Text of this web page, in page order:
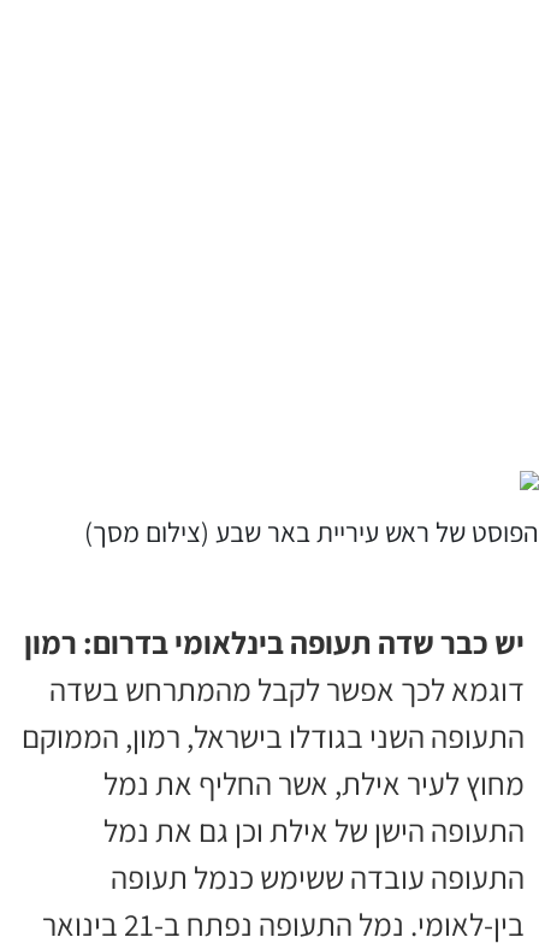
הפוסט של ראש עיריית באר שבע (צילום מסך)
יש כבר שדה תעופה בינלאומי בדרום: רמון
דוגמא לכך אפשר לקבל מהמתרחש בשדה
התעופה השני בגודלו בישראל, רמון, הממוקם
מחוץ לעיר אילת, אשר החליף את נמל
התעופה הישן של אילת וכן גם את נמל
התעופה עובדה ששימש כנמל תעופה
בין-לאומי. נמל התעופה נפתח ב-21 בינואר